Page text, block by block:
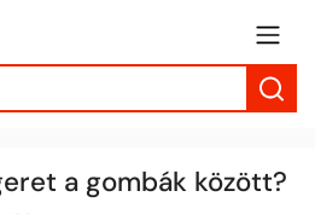
a gombák között?